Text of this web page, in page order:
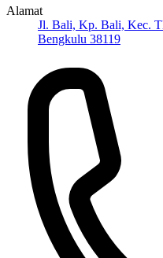
Alamat
Jl. Bali, Kp. Bali, Kec.
Bengkulu 38119